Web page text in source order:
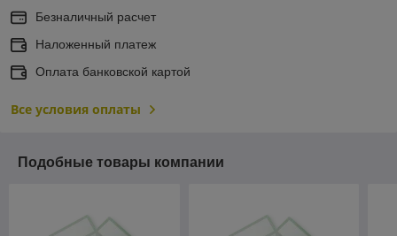
Безналичный расчет
Наложенный платеж
Оплата банковской картой
Все условия оплаты
Подобные товары компании